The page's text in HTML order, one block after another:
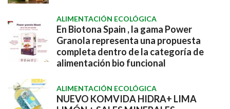
ALIMENTACIÓN ECOLÓGICA
En Biotona Spain , la gama Power
Granola representa una propuesta
completa dentro de la categoría de
alimentación bio funcional
ALIMENTACIÓN ECOLÓGICA
NUEVO KOMVIDA HIDRA+ LIMA